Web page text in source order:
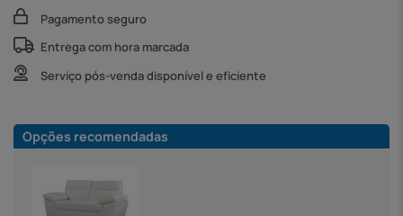
Pagamento seguro
Entrega com hora marcada
Serviço pós-venda disponível e eficiente
Opções recomendadas